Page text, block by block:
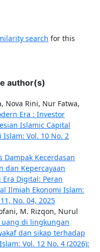
search for this
author(s)
Nova Rini, Nur Fatwa,
Era : Investor
Islamic Capital
Vol. 10 No. 2
Dampak Kecerdasan
dan Kepercayaan
Digital: Peran
Ilmiah Ekonomi Islam:
No. 04, 2025
M. Rizqon, Nurul
di lingkungan
dan sikap terhadap
Vol. 12 No. 4 (2026):